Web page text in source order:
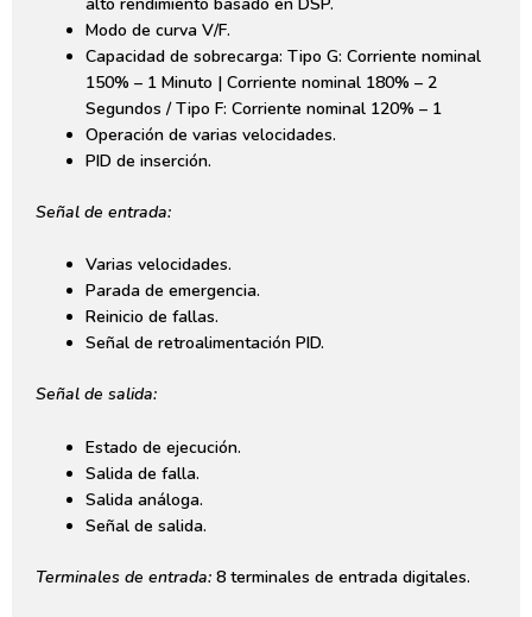
Modo de curva V/F.
Capacidad de sobrecarga: Tipo G: Corriente nominal
150% – 1 Minuto | Corriente nominal 180% – 2
Segundos / Tipo F: Corriente nominal 120% – 1
Operación de varias velocidades.
PID de inserción.
Señal de entrada:
Varias velocidades.
Parada de emergencia.
Reinicio de fallas.
Señal de retroalimentación PID.
Señal de salida:
Estado de ejecución.
Salida de falla.
Salida análoga.
Señal de salida.
Terminales de entrada: 8 terminales de entrada digitales.